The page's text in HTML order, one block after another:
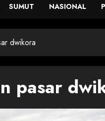
SUMUT NASIONAL
dwikora
pasar